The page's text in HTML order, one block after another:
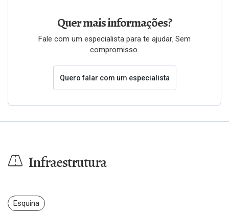
Quer mais informações?
Fale com um especialista para te ajudar. Sem
compromisso.
Quero falar com um especialista
Infraestrutura
Esquina